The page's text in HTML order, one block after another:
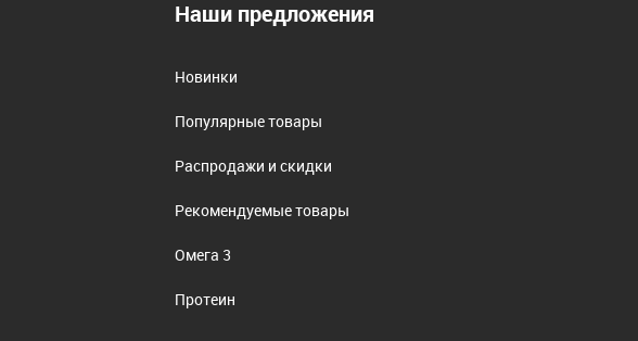
Наши предложения
Новинки
Популярные товары
Распродажи и скидки
Рекомендуемые товары
Омега 3
Протеин